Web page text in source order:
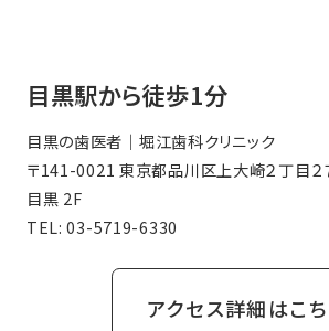
目黒駅から徒歩1分
目黒の歯医者｜堀江歯科クリニック
〒141-0021 東京都品川区上大崎２丁目２
目黒 2F
TEL:03-5719-6330
アクセス詳細はこち